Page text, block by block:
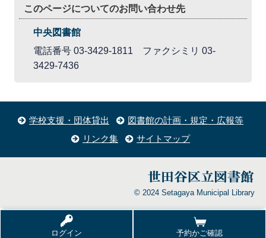
ログイン 予約かご確認
このページについてのお問い合わせ先
中央図書館
電話番号 03-3429-1811 ファクシミリ 03-
3429-7436
学校支援・団体貸出
図書館の計画・規定・広報等
リンク集
サイトマップ
© 2024 Setagaya Municipal Library